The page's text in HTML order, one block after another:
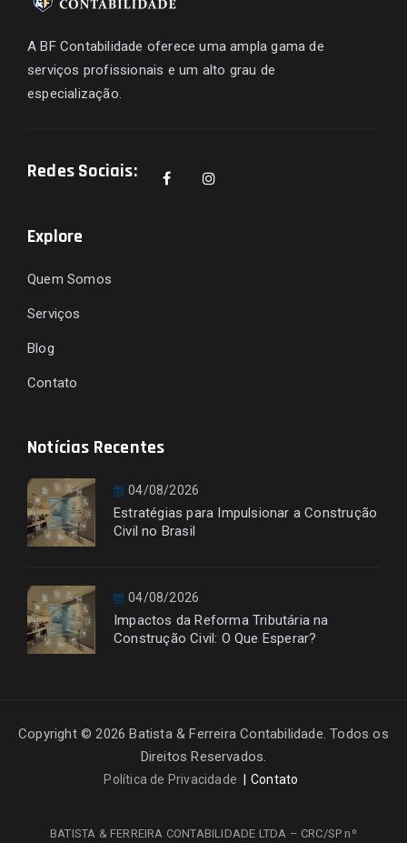
A BF Contabilidade oferece uma ampla gama de
serviços profissionais e um alto grau de
especialização.
Redes Sociais:
Explore
Quem Somos
Serviços
Blog
Contato
Notícias Recentes
04/08/2026
Estratégias para Impulsionar a Construção
Civil no Brasil
04/08/2026
Impactos da Reforma Tributária na
Construção Civil: O Que Esperar?
Copyright © 2026 Batista & Ferreira Contabilidade. Todos os
Direitos Reservados.
Política de Privacidade Contato
BATISTA & FERREIRA CONTABILIDADE LTDA – CRC/SP nº